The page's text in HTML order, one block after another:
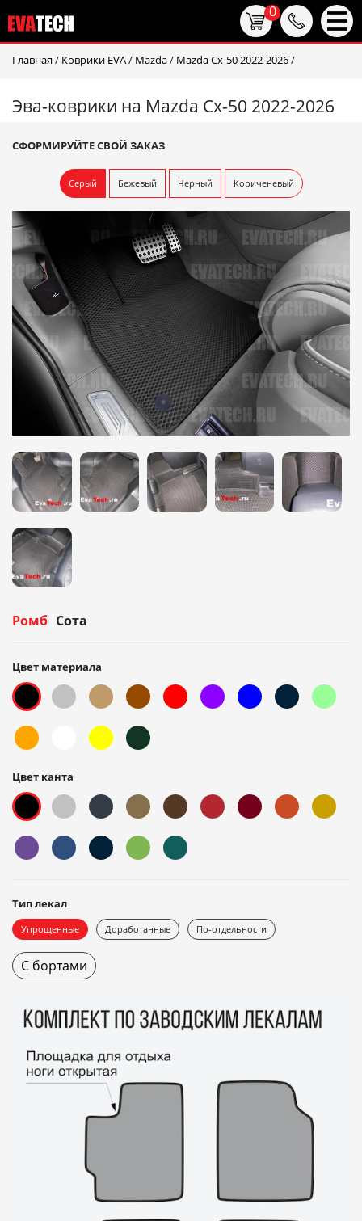
Главная / Коврики EVA/ Mazda/ Mazda Cx-50 2022-2026/
Эва-коврики на Mazda Cx-50 2022-2026
СФОРМИРУЙТЕ СВОЙ ЗАКАЗ
Серый Бежевый Черный Кориченевый
Ромб Сота
Цвет материала
Цвет канта
Тип лекал
Упрощенные Доработанные По-отдельности
С бортами
0